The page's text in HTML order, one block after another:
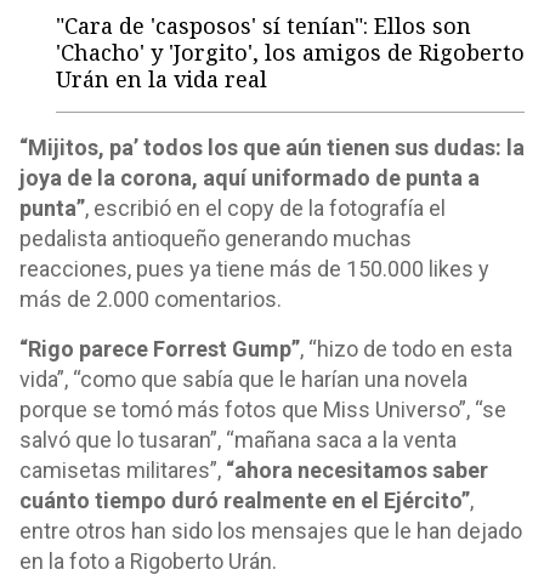
"Cara de 'casposos' sí tenían": Ellos son
'Chacho' y 'Jorgito', los amigos de Rigoberto
Urán en la vida real
“Mijitos, pa’ todos los que aún tienen sus dudas: la
joya de la corona, aquí uniformado de punta a
punta”, escribió en el copy de la fotografía el
pedalista antioqueño generando muchas
reacciones, pues ya tiene más de 150.000 likes y
más de 2.000 comentarios.
“Rigo parece Forrest Gump”, “hizo de todo en esta
vida”, “como que sabía que le harían una novela
porque se tomó más fotos que Miss Universo”, “se
salvó que lo tusaran”, “mañana saca a la venta
camisetas militares”, “ahora necesitamos saber
cuánto tiempo duró realmente en el Ejército”,
entre otros han sido los mensajes que le han dejado
en la foto a Rigoberto Urán.